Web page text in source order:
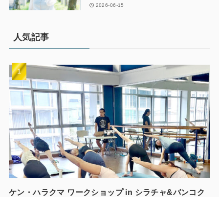
2026-06-15
人気記事
ケン・ハラクマ ワークショップ in シラチャ&バンコク